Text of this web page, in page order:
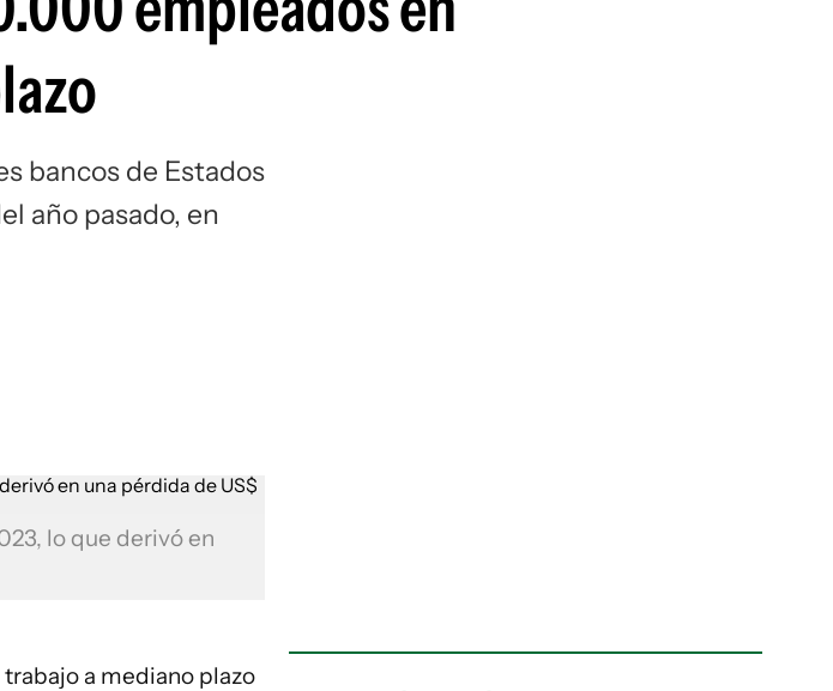
bancos de Estados
año pasado, en
lo que derivó en
a mediano plazo